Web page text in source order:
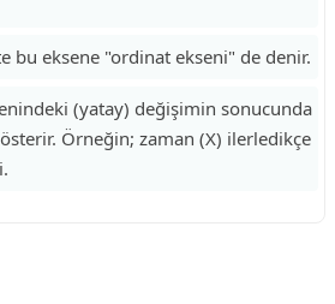
bu eksene "ordinat ekseni" de denir.
(yatay) değişimin sonucunda
Örneğin; zaman (X) ilerledikçe